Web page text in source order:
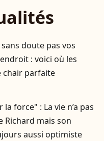
doute pas vos
: voici où les
chair parfaite
la force" : La vie n’a pas
Richard mais son
aussi optimiste